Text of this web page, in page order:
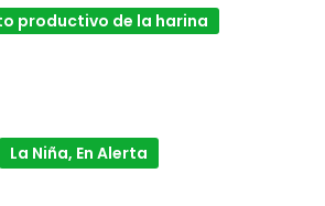
productivo de la harina
La Niña, En Alerta